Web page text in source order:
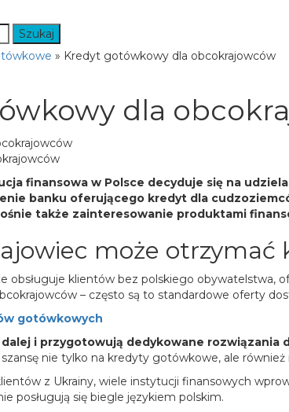
» Kredyt gotówkowy dla obcokrajowców
dla
finansowa w Polsce decyduje się na
banku oferującego kredyt dla
także zainteresowanie produktami
może otrzymać
obsługuje klientów bez polskiego
– często są to standardowe oferty
gotówkowych
i przygotowują dedykowane
nie tylko na kredyty gotówkowe, ale
z Ukrainy, wiele instytucji finansowych
posługują się biegle językiem polskim.